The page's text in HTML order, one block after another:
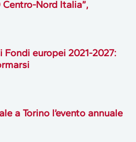
Centro-Nord Italia”,
Fondi europei 2021-2027:
a Torino l’evento annuale